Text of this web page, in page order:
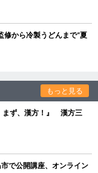
から冷製うどんまで“夏
もっと見る
まず、漢方！』 漢方三
で公開講座、オンライン